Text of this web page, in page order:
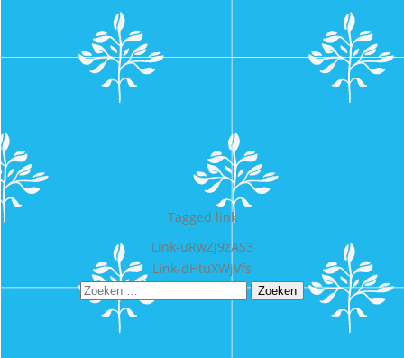
Tagged link
Bericht
navigatie
Link-uRwZj9zAS3
Link-dHtuXWjVfs
Zoeken
naar: